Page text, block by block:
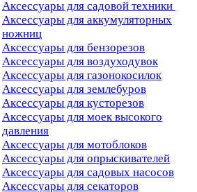
Аксессуары для садовой техники
Аксессуары для аккумуляторных
ножниц
Аксессуары для бензорезов
Аксессуары для воздуходувок
Аксессуары для газонокосилок
Аксессуары для землебуров
Аксессуары для кусторезов
Аксессуары для моек высокого
давления
Аксессуары для мотоблоков
Аксессуары для опрыскивателей
Аксессуары для садовых насосов
Аксессуары для секаторов